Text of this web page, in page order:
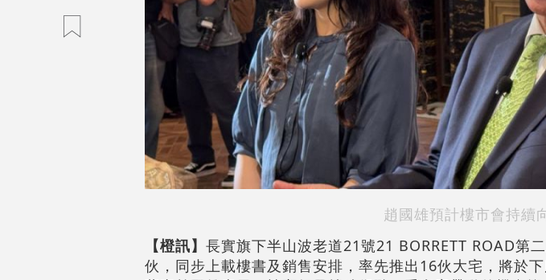
趙國雄預計樓市會持續
【橙訊】 長實旗下半山波老道21號21 BORRETT ROAD第
伙，同步上載樓書及銷售安排，率先推出16伙大宅，將於